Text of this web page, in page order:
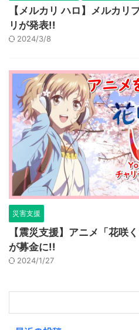
【メルカリ ハロ】メルカリ
リが発表!!
2024/3/8
災害支援
【震災支援】アニメ「花咲
が募金に!!
2024/1/27